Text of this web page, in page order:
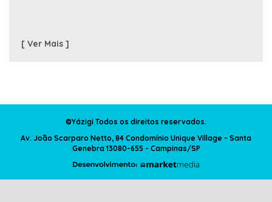
[ Ver Mais ]
©Yázigi Todos os direitos reservados.
Av. João Scarparo Netto, 84 Condomínio Unique Village - Santa
Genebra 13080-655 - Campinas/SP